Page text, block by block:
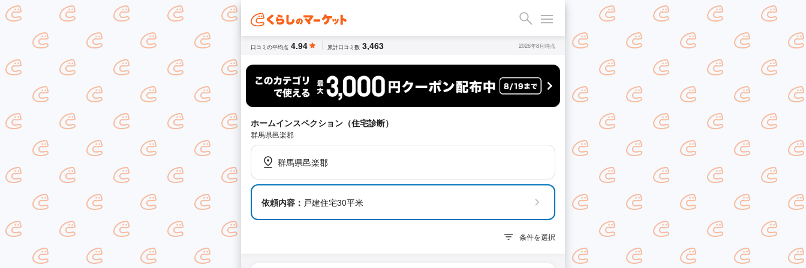
口コミの平均点 4.94 累計口コミ数 3,463 2026年8月時点
ホームインスペクション（住宅診断）
群馬県邑楽郡
群馬県邑楽郡
依頼内容： 戸建住宅30平米
条件を選択